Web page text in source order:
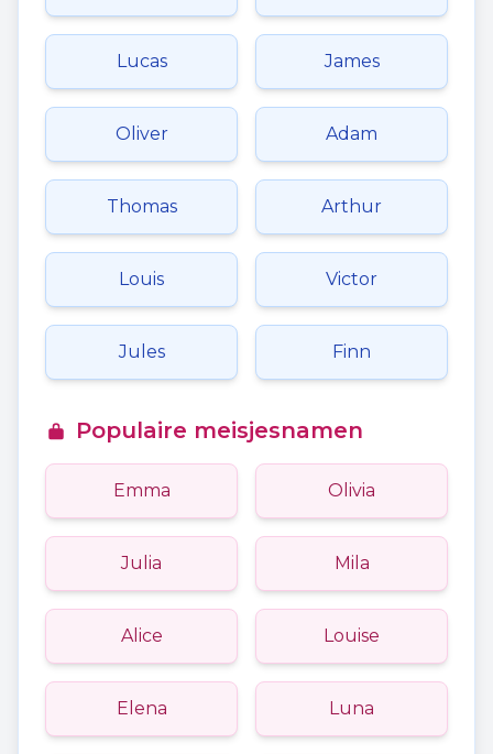
Lucas James
Oliver Adam
Thomas Arthur
Louis Victor
Jules Finn
Populaire meisjesnamen
Emma Olivia
Julia Mila
Alice Louise
Elena Luna